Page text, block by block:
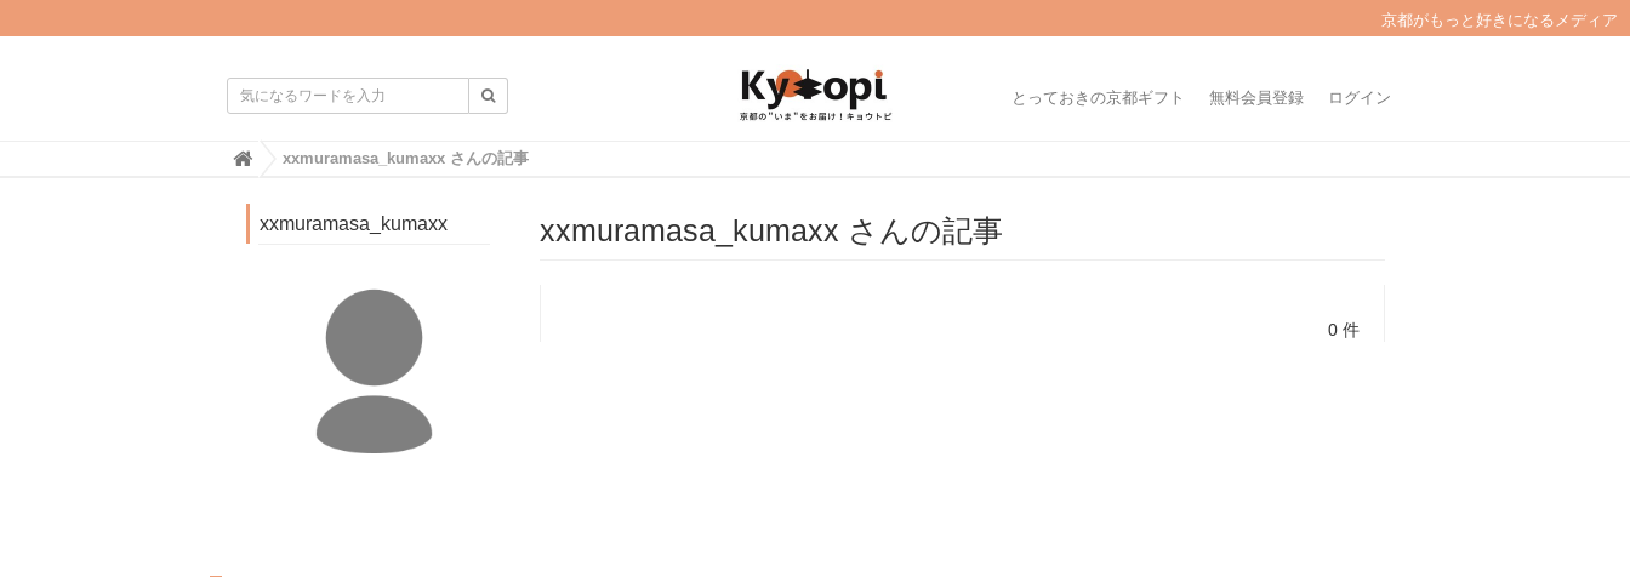
京都がもっと好きになるメディア
とっておきの京都ギフト 無料会員登録 ログイン
H
xxmuramasa_kumaxx さんの記事
xxmuramasa_kumaxx xxmuramasa_kumaxx さんの記事
0 件